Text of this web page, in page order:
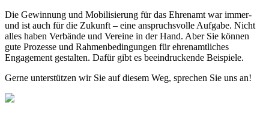
Die Gewinnung und Mobilisierung für das Ehrenamt war immer-
und ist auch für die Zukunft – eine anspruchsvolle Aufgabe. Nicht
alles haben Verbände und Vereine in der Hand. Aber Sie können
gute Prozesse und Rahmenbedingungen für ehrenamtliches
Engagement gestalten. Dafür gibt es beeindruckende Beispiele.
Gerne unterstützen wir Sie auf diesem Weg, sprechen Sie uns an!